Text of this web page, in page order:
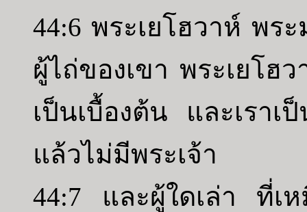
44:6 พระเยโฮวาห์ พร
ผู้ไถ่ของเขา พระเยโฮ
เป็นเบื้องต้น และเราเ
แล้วไม่มีพระเจ้า
44:7 และผู้ใดเล่า ที่เ